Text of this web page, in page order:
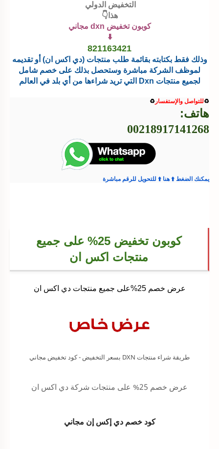
التخفيض الدولي
هذا👇
كوبون تخفيض dxn مجاني
⬇️⁩
821163421
وذلك فقط بكتابته بقائمة طلب منتجات (دي اكس ان) أو تقديمه
لموظف الشركة مباشرة وستحصل بذلك على خصم شامل
لجميع منتجات Dxn التي تريد شراءها من أي بلد في العالم
♻️⁩للتواصل والإستفسار⁦ ♻️⁩
هاتف:
00218917141268
يمكنك الضغط ⁦⬆️⁩ هنا ⁦⬆️⁩ للتحويل للرقم مباشرة
كوبون تخفيض 25% على جميع
منتجات اكس ان
عرض خصم 25%على جميع منتجات دي اكس ان
طريقة شراء منتجات DXN بسعر التخفيض - كود تخفيض مجاني
عرض خصم 25% على منتجات شركة دي اكس ان
كود خصم دي إكس إن مجاني